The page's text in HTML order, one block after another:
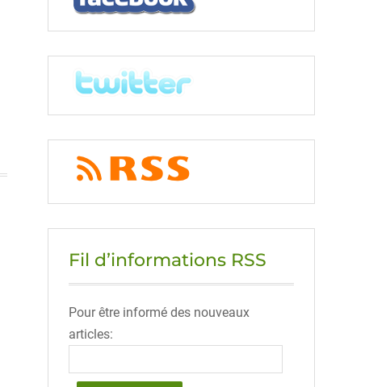
Fil d’informations RSS
Pour être informé des nouveaux
articles: